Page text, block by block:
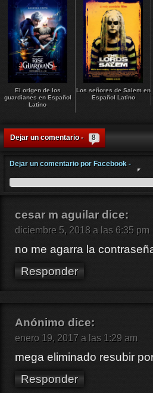
El origen de los
guardianes en Español
Latino
Los señores de Salem en
Español Latino
Dejar un comentario - 8
Dejar un comentario por Facebook -
cesar m aguilar dice:
diciembre 5, 2018 a las 6:35 pm
no me agarra la
Responder
Anónimo dice:
enero 19, 2017 a las 1:29 am
mega eliminado resubir
Responder